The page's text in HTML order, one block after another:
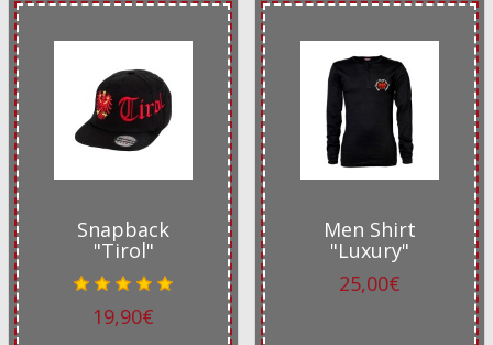
Snapback
"Tirol"
19,90€
Men Shirt
"Luxury"
25,00€